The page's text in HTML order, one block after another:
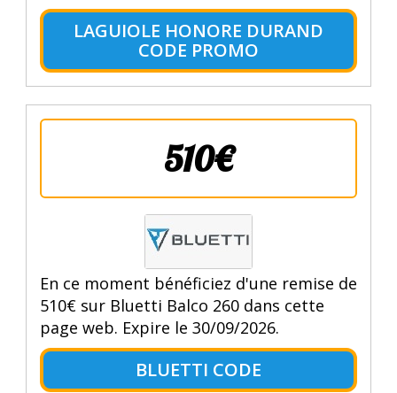
LAGUIOLE HONORE DURAND
CODE PROMO
510€
En ce moment bénéficiez d'une remise de
510€ sur Bluetti Balco 260 dans cette
page web. Expire le 30/09/2026.
BLUETTI CODE